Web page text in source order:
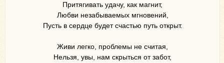
Притягивать удачу, как магнит,
Любви незабываемых мгновений,
Пусть в сердце будет счастью путь открыт.
Живи легко, проблемы не считая,
Нельзя, увы, нам скрыться от забот,